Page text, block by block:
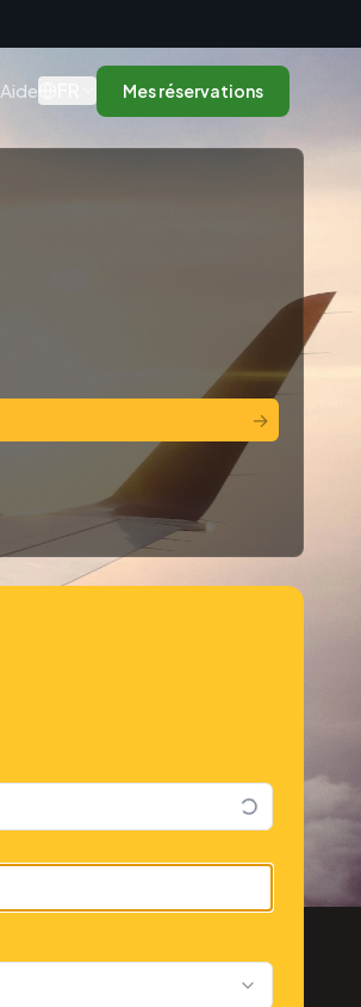
Aide Mes réservations
→